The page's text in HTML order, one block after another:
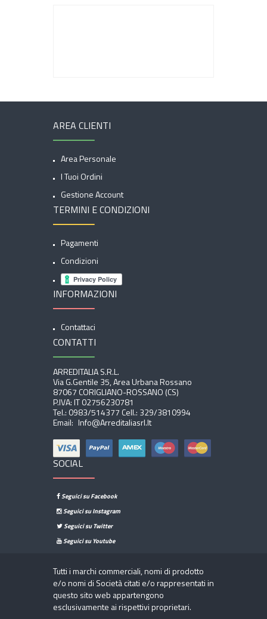
AREA CLIENTI
Area Personale
I Tuoi Ordini
Gestione Account
TERMINI E CONDIZIONI
Pagamenti
Condizioni
INFORMAZIONI
Contattaci
CONTATTI
ARREDITALIA S.r.l.
Via G.Gentile 35, Area Urbana Rossano
87067 CORIGLIANO-ROSSANO (CS)
P.IVA: IT 02756230781
Tel.: 0983/514377 Cell.: 329/3810994
Email: Info@arreditaliasrl.it
SOCIAL
Seguici su Facebook
Seguici su Instagram
Seguici su Twitter
Seguici su Youtube
Tutti i marchi commerciali, nomi di prodotto
e/o nomi di Società citati e/o rappresentati in
questo sito web appartengono
esclusivamente ai rispettivi proprietari.